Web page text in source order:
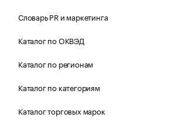
Словарь PR и маркетинга
Каталог по ОКВЭД
Каталог по регионам
Каталог по категориям
Каталог торговых марок